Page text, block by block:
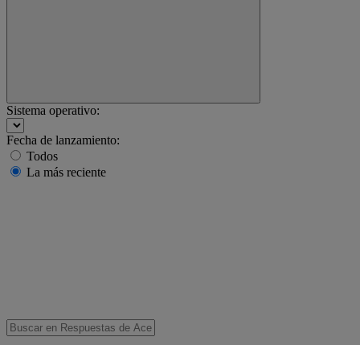
Sistema operativo:
Fecha de lanzamiento:
Todos
La más reciente